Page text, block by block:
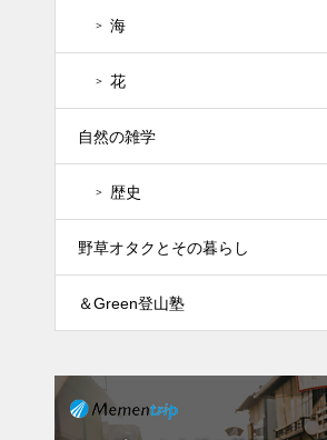
海
花
自然の雑学
歴史
野草オタクとその暮らし
＆Green登山塾